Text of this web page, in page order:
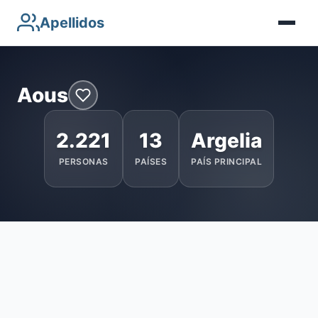
Apellidos
Aous
2.221
PERSONAS
13
PAÍSES
Argelia
PAÍS PRINCIPAL